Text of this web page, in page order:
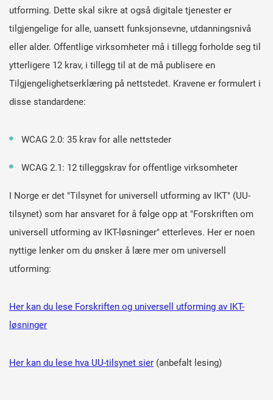
utforming. Dette skal sikre at også digitale tjenester er
tilgjengelige for alle, uansett funksjonsevne, utdanningsnivå
eller alder. Offentlige virksomheter må i tillegg forholde seg til
ytterligere 12 krav, i tillegg til at de må publisere en
Tilgjengelighetserklæring på nettstedet. Kravene er formulert i
disse standardene:
WCAG 2.0: 35 krav for alle nettsteder
WCAG 2.1: 12 tilleggskrav for offentlige virksomheter
I Norge er det "Tilsynet for universell utforming av IKT" (UU-
tilsynet) som har ansvaret for å følge opp at "Forskriften om
universell utforming av IKT-løsninger" etterleves. Her er noen
nyttige lenker om du ønsker å lære mer om universell
utforming:
Her kan du lese Forskriften og universell utforming av IKT-
løsninger
Her kan du lese hva UU-tilsynet sier (anbefalt lesing)